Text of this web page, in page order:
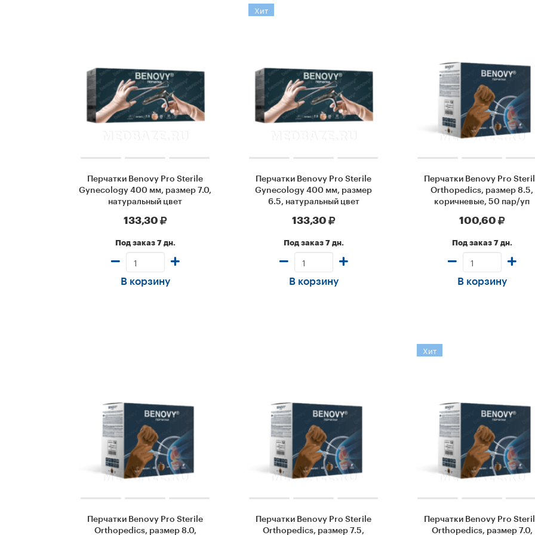
Перчатки Benovy Pro Sterile
Gynecology 400 мм, размер 7.0,
натуральный цвет
133,30
Под заказ 7 дн.
В корзину
Хит
Перчатки Benovy Pro Sterile
Gynecology 400 мм, размер
6.5, натуральный цвет
133,30
Под заказ 7 дн.
В корзину
Перчатки Benovy Pro
Orthopedics, размер 8.5,
коричневые, 50 пар/уп
100,60
Под заказ 7 дн.
В корзину
Перчатки Benovy Pro Sterile
Orthopedics, размер 8.0,
Перчатки Benovy Pro Sterile
Orthopedics, размер 7.5,
Хит
Перчатки Benovy Pro
Orthopedics, размер 7.0,